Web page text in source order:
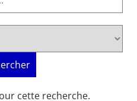
cette recherche.